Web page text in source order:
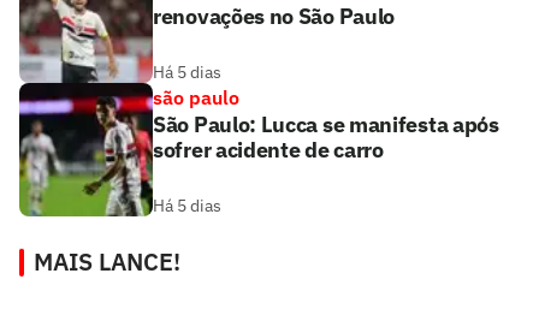
renovações no São Paulo
Há 5 dias
são paulo
São Paulo: Lucca se manifesta após
sofrer acidente de carro
Há 5 dias
MAIS LANCE!